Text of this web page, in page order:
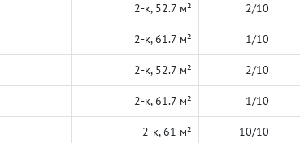
2-к, 52.7 м² 2/10
2-к, 61.7 м² 1/10
2-к, 52.7 м² 2/10
2-к, 61.7 м² 1/10
2-к, 61 м² 10/10